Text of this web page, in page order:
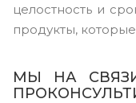
целостность и
продукты,
МЫ НА